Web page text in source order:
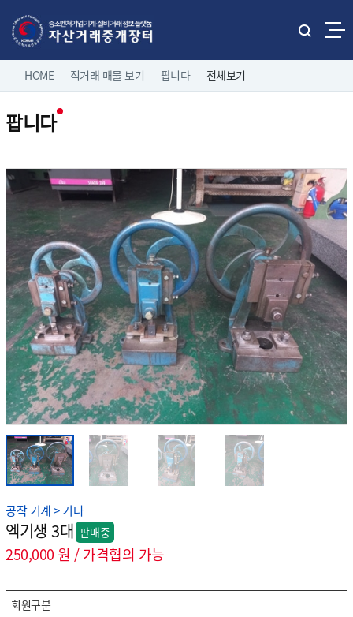
통
비
게
션
HOME 직거래 매물 보기 팝니다 전체보기
팝니다
공작 기계 > 기타
엑기생 3대 판매중
250,000 원 / 가격협의 가능
회원구분
홈으로 로그인
직거래 매물보기
중소기업 유휴설비 매물
제조/유통업체 매물
삽니다
유관기관 매물보기
나의 거래정보
고객마당
이용 안내